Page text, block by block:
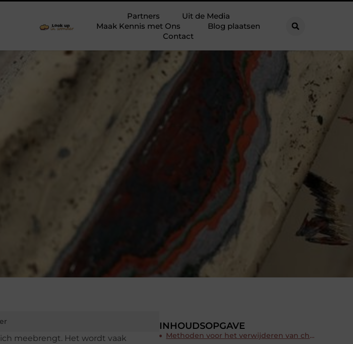
Partners
Uit de Media
Maak Kennis met Ons
Blog plaatsen
Contact
meebrengt. Het wordt vaak
INHOUDSOPGAVE
Methoden voor het verwijderen van chroom-6